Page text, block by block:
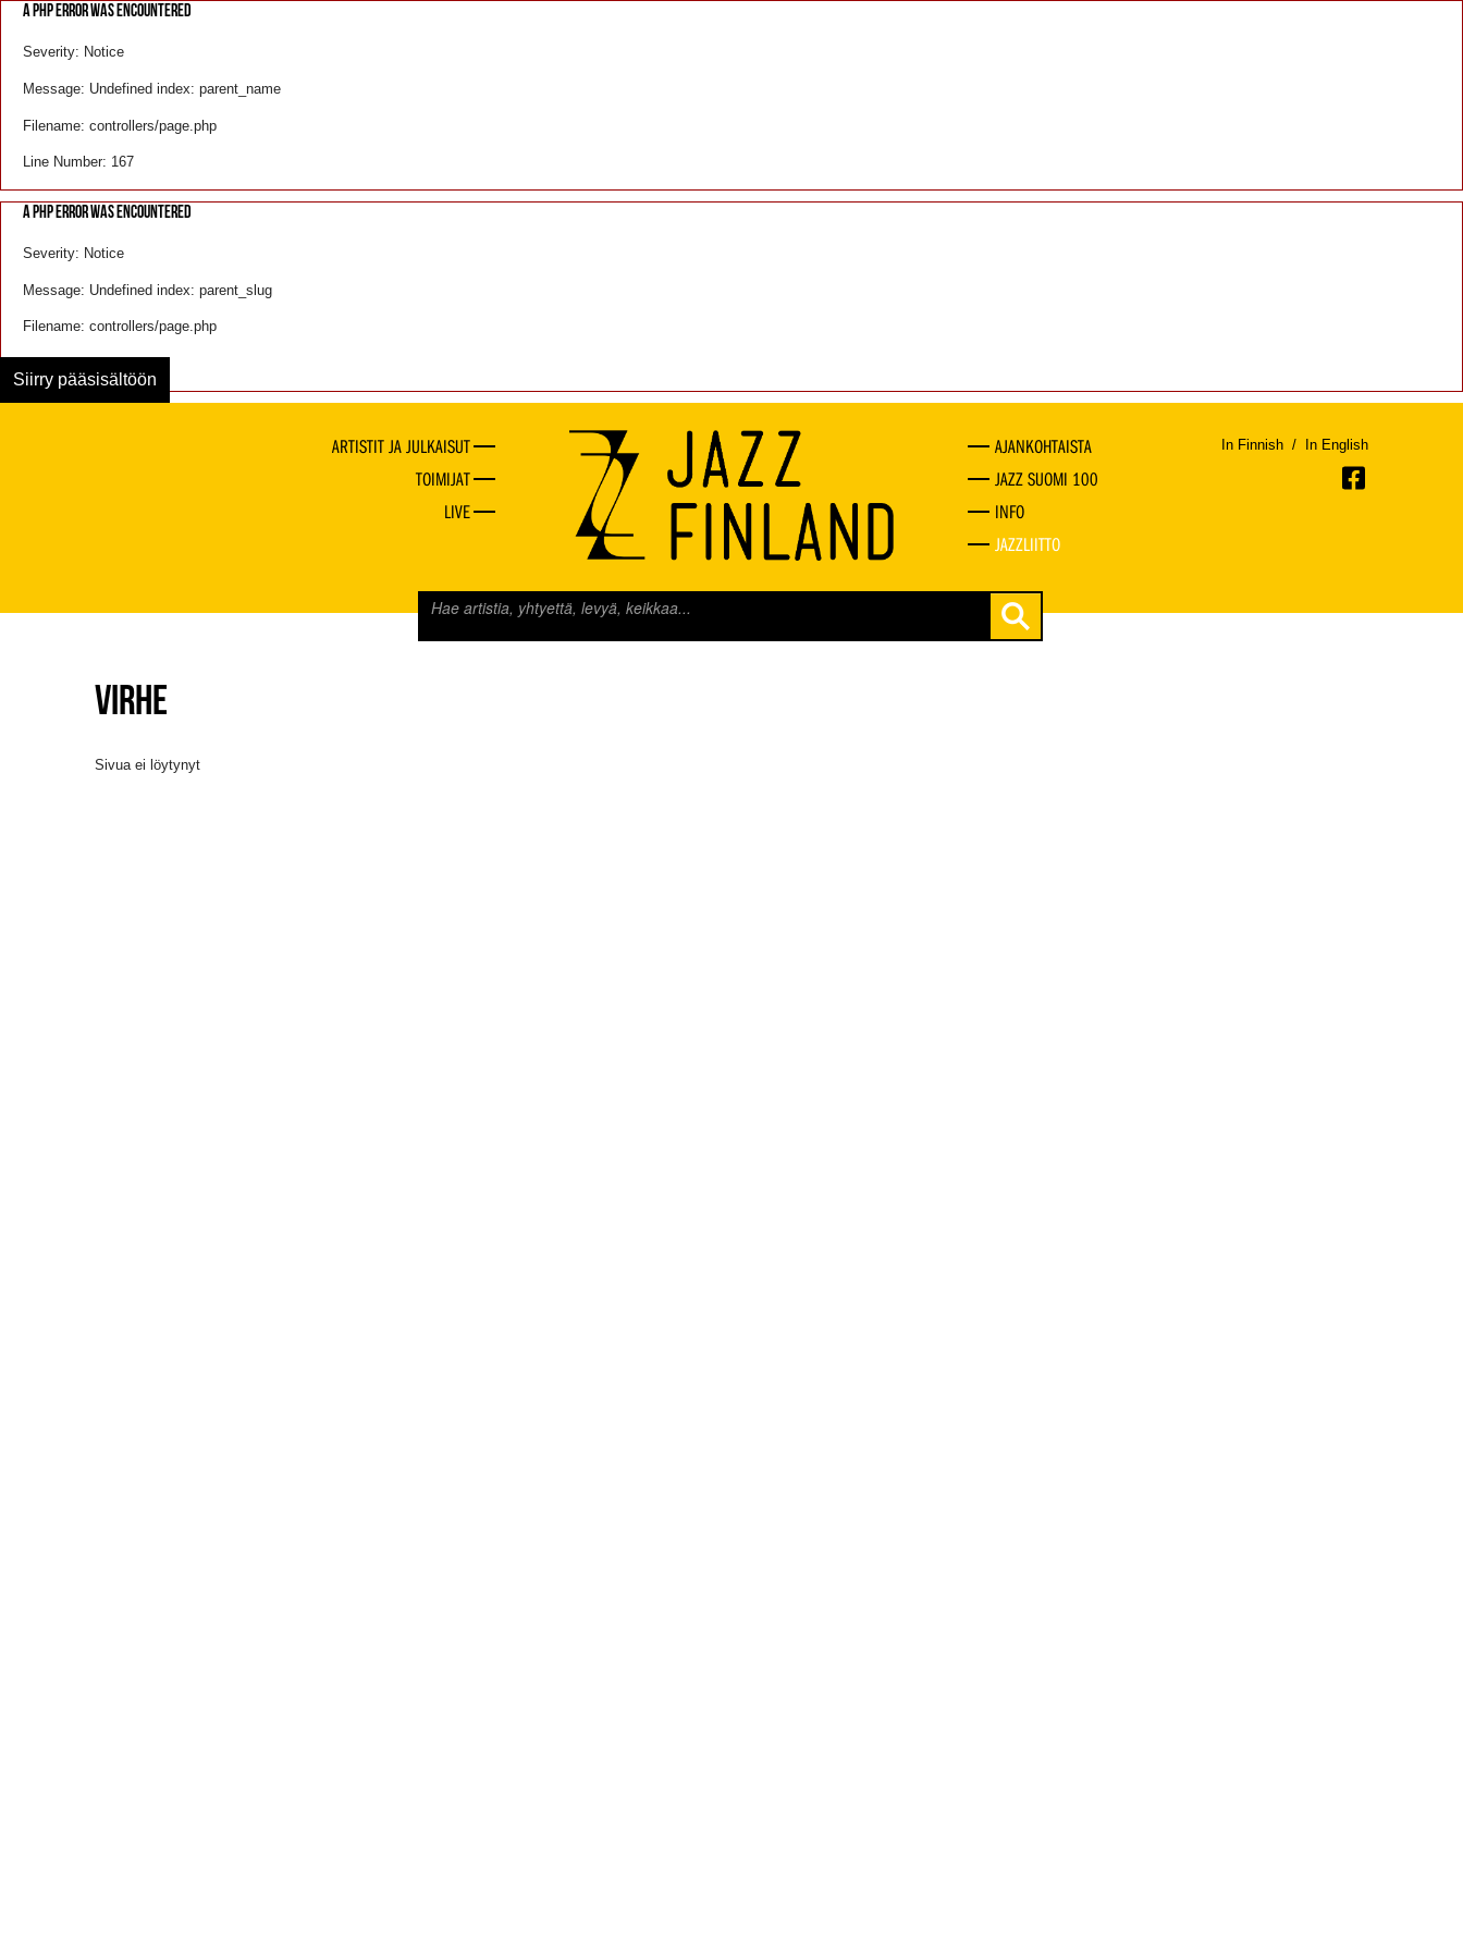
A PHP ERROR WAS ENCOUNTERED
Severity: Notice
Message: Undefined index: parent_name
Filename: controllers/page.php
Line Number: 167
A PHP ERROR WAS ENCOUNTERED
Severity: Notice
Message: Undefined index: parent_slug
Filename: controllers/page.php
Siirry pääsisältöön
ARTISTIT JA JULKAISUT
TOIMIJAT
LIVE
AJANKOHTAISTA
JAZZ SUOMI 100
INFO
JAZZLIITTO
In Finnish / In English
VIRHE
Sivua ei löytynyt